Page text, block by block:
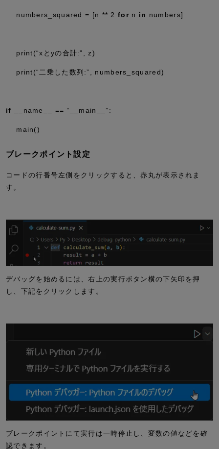
numbers_squared= [n ** 2 forn in numbers]
print(“xとyの合計:” , z)
print(“二乗した数列:” , numbers_squared)
if __name__ == “__main__” :
main()
ブレークポイント設定
コードの行番号左側をクリックすると、赤丸が表示されま
す。
デバッグを始めるには、右上の実行ボタン横の下矢印を押
し、下記をクリックします。
ブレークポイントにて実行は一時停止し、変数の値などを確
認できます。